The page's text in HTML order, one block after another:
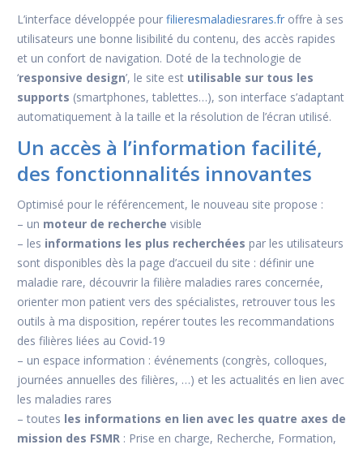
L’interface développée pour filieresmaladiesrares.froffre à ses
utilisateurs une bonne lisibilité du contenu, des accès rapides
et un confort de navigation. Doté de la technologie de
‘responsive design’, le site est utilisable sur tous les
supports (smartphones, tablettes…), son interface s’adaptant
automatiquement à la taille et la résolution de l’écran utilisé.
Un accès à l’information facilité,
des fonctionnalités innovantes
Optimisé pour le référencement, le nouveau site propose :
– un moteur de recherche visible
– les informations les plus recherchées par les utilisateurs
sont disponibles dès la page d’accueil du site : définir une
maladie rare, découvrir la filière maladies rares concernée,
orienter mon patient vers des spécialistes, retrouver tous les
outils à ma disposition, repérer toutes les recommandations
des filières liées au Covid-19
– un espace information : événements (congrès, colloques,
journées annuelles des filières, …) et les actualités en lien avec
les maladies rares
– toutes les informations en lien avec les quatre axes de
mission des FSMR: Prise en charge, Recherche, Formation,